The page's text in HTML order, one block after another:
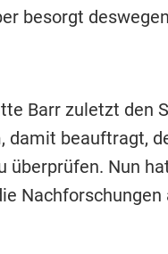
besorgt
Barr zuletzt den
damit beauftragt,
überprüfen. Nun
Nachforschungen